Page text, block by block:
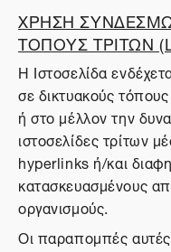
ΧΡΗΣΗ
ΤΟΠΟΥΣ ΤΡΙΤΩΝ
Η Ιστοσελίδα
σε δικτυακούς
ή στο μέλλον την
ιστοσελίδες τρίτων
hyperlinks ή/και
κατασκευασμένους
οργανισμούς.
Οι παραπομπές